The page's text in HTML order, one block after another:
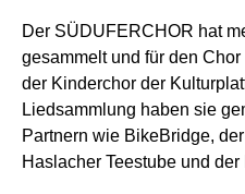
Der SÜDUFERCHOR hat
gesammelt und für den
der Kinderchor der
Liedsammlung haben sie
Partnern wie BikeBridge,
Haslacher Teestube und